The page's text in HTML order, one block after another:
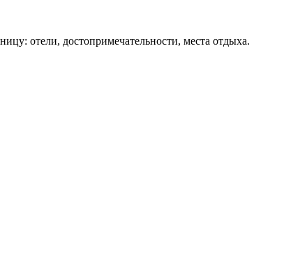
отели, достопримечательности, места отдыха.